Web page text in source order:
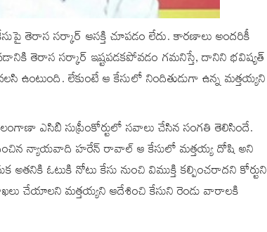
తెరాస సర్కార్ ఆసక్తి చూపడం లేదు. కారణాలు అందరికీ
తెరాస సర్కార్ ఇష్టపడకపోవడం గమనిస్తే, దానిని భవిష్యత్
లేకుంటే ఆ కేసులో నిందితుడుగా ఉన్న మత్తయ్యని
ఎసిబి సుప్రీంకోర్టులో సవాలు చేసిన సంగతి తెలిసిందే.
వాదించిన న్యాయవాది హరేన్ రావాల్ ఆ కేసులో మత్తయ్య దోషి అని
ఓటుకి నోటు కేసు నుంచి విముక్తి కల్పించరాదని కోర్టుని
చేయాలని మత్తయ్యని ఆదేశించి కేసుని రెండు వారాలకి